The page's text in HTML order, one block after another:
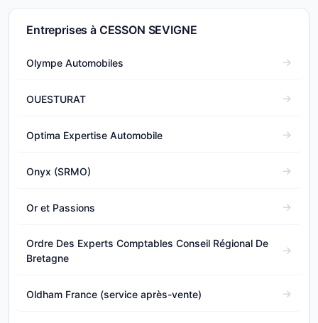
Entreprises à CESSON SEVIGNE
Olympe Automobiles
OUESTURAT
Optima Expertise Automobile
Onyx (SRMO)
Or et Passions
Ordre Des Experts Comptables Conseil Régional De
Bretagne
Oldham France (service après-vente)